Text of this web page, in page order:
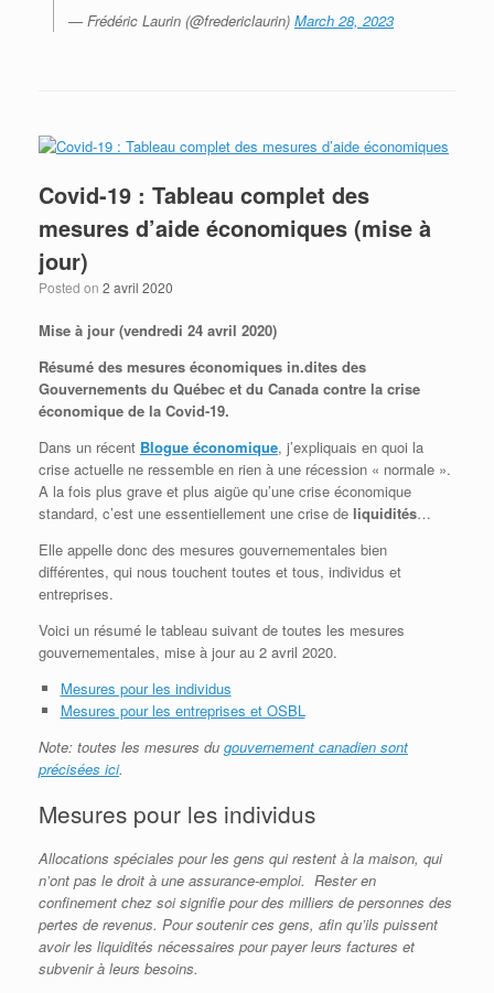
— Frédéric Laurin (@fredericlaurin) March 28, 2023
Covid-19 : Tableau complet des
mesures d’aide économiques (mise à
jour)
Posted on 2 avril 2020
Mise à jour (vendredi 24 avril 2020)
Résumé des mesures économiques in.dites des
Gouvernements du Québec et du Canada contre la crise
économique de la Covid-19.
Dans un récent Blogue économique, j’expliquais en quoi la
crise actuelle ne ressemble en rien à une récession « normale ».
A la fois plus grave et plus aigüe qu’une crise économique
standard, c’est une essentiellement une crise de liquidités…
Elle appelle donc des mesures gouvernementales bien
différentes, qui nous touchent toutes et tous, individus et
entreprises.
Voici un résumé le tableau suivant de toutes les mesures
gouvernementales, mise à jour au 2 avril 2020.
Mesures pour les individus
Mesures pour les entreprises et OSBL
Note: toutes les mesures du gouvernement canadien sont
précisées ici.
Mesures pour les individus
Allocations spéciales pour les gens qui restent à la maison, qui
n’ont pas le droit à une assurance-emploi. Rester en
confinement chez soi signifie pour des milliers de personnes des
pertes de revenus. Pour soutenir ces gens, afin qu’ils puissent
avoir les liquidités nécessaires pour payer leurs factures et
subvenir à leurs besoins.